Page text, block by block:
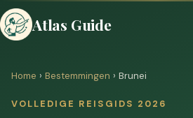
Atlas Guide
Home › Bestemmingen › Brunei
VOLLEDIGE REISGIDS 2026